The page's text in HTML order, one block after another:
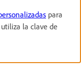
para
la clave de